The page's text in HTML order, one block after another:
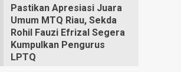
Pastikan Apresiasi Juara
Umum MTQ Riau, Sekda
Rohil Fauzi Efrizal Segera
Kumpulkan Pengurus
LPTQ